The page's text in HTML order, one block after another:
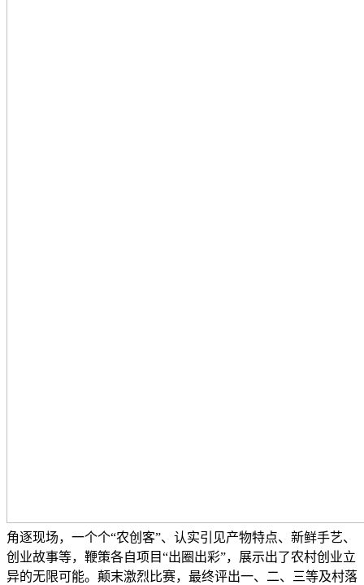
角逐现场，一个个“农创客”、认实引见产物特点、新鲜手艺、
创业故事等，鞭策各自项目“出圈出彩”，展示出了农村创业立
异的无限可能。颠末激烈比赛，最终评出一、二、三等及村落